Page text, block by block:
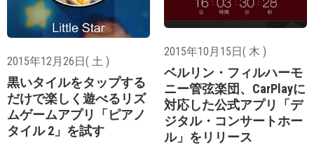
2015年12月26日( 土 )
黒いタイルをタップする
だけで楽しく遊べるリズ
ムゲームアプリ「ピアノ
タイル 2」を試す
2015年10月15日( 木 )
ベルリン・フィルハーモ
ニー管弦楽団、CarPlayに
対応した公式アプリ「デ
ジタル・コンサートホー
ル」をリリース